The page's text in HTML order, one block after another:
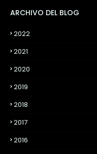
ARCHIVO DEL BLOG
2022
2021
2020
2019
2018
2017
2016